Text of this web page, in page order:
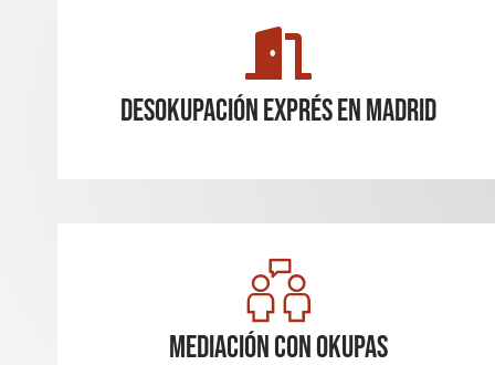
Desokupación Exprés en madrid
Mediación con okupas